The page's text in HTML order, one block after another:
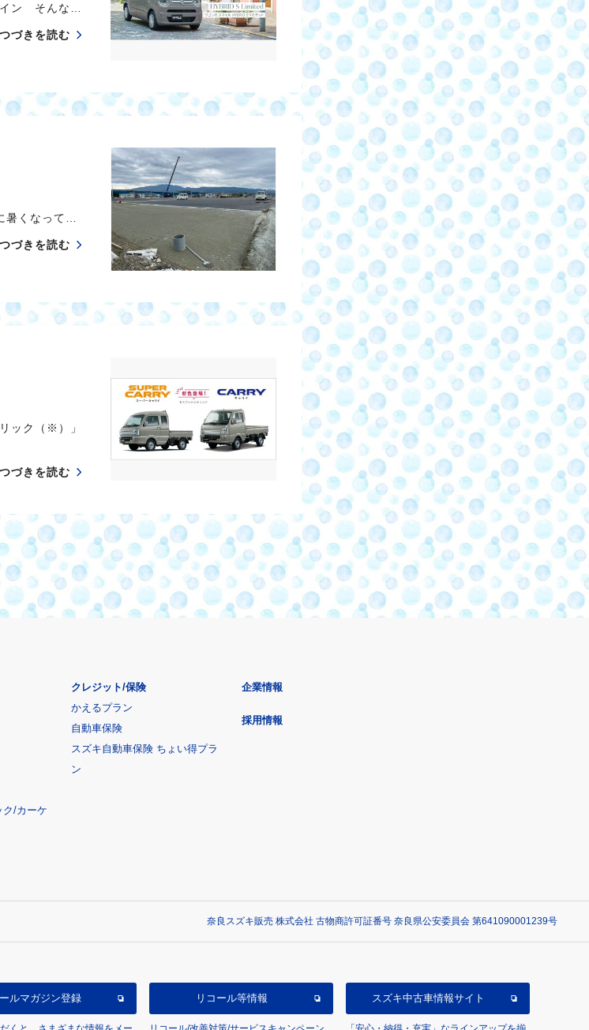
イン そんな…
つづきを読む
くなって…
つづきを読む
ック（※）」
つづきを読む
ク/カーケ
クレジット/保険
かえるプラン
自動車保険
スズキ自動車保険 ちょい得プラ
ン
企業情報
採用情報
奈良スズキ販売 株式会社 古物商許可証番号 奈良県公安委員会 第641090001239号
ルマガジン登録 リコール等情報 スズキ中古車情報サイト